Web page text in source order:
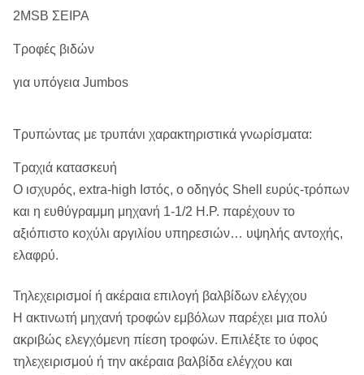
χωρίς μια
τροφών
2207
2185
2283
2305
1001 κλ 991 κλ 1036 κλ
2MSB ΣΕΙΡΑ
Τροφές βιδών
για υπόγεια Jumbos
Τρυπώντας με τρυπάνι χαρακτηριστικά γνωρίσματα:
Τραχιά κατασκευή
Ο ισχυρός, extra-high Ιστός, ο οδηγός Shell ευρύς-τρόπων
και η ευθύγραμμη μηχανή 1-1/2 Η.Ρ. παρέχουν το
αξιόπιστο κοχύλι αργιλίου υπηρεσιών… υψηλής αντοχής,
ελαφρύ.
Τηλεχειρισμοί ή ακέραια επιλογή βαλβίδων ελέγχου
Η ακτινωτή μηχανή τροφών εμβόλων παρέχει μια πολύ
ακριβώς ελεγχόμενη πίεση τροφών. Επιλέξτε το ύφος
τηλεχειρισμού ή την ακέραια βαλβίδα ελέγχου και